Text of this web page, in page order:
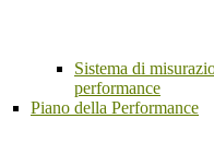
Sistema di
performance
Piano della Performance